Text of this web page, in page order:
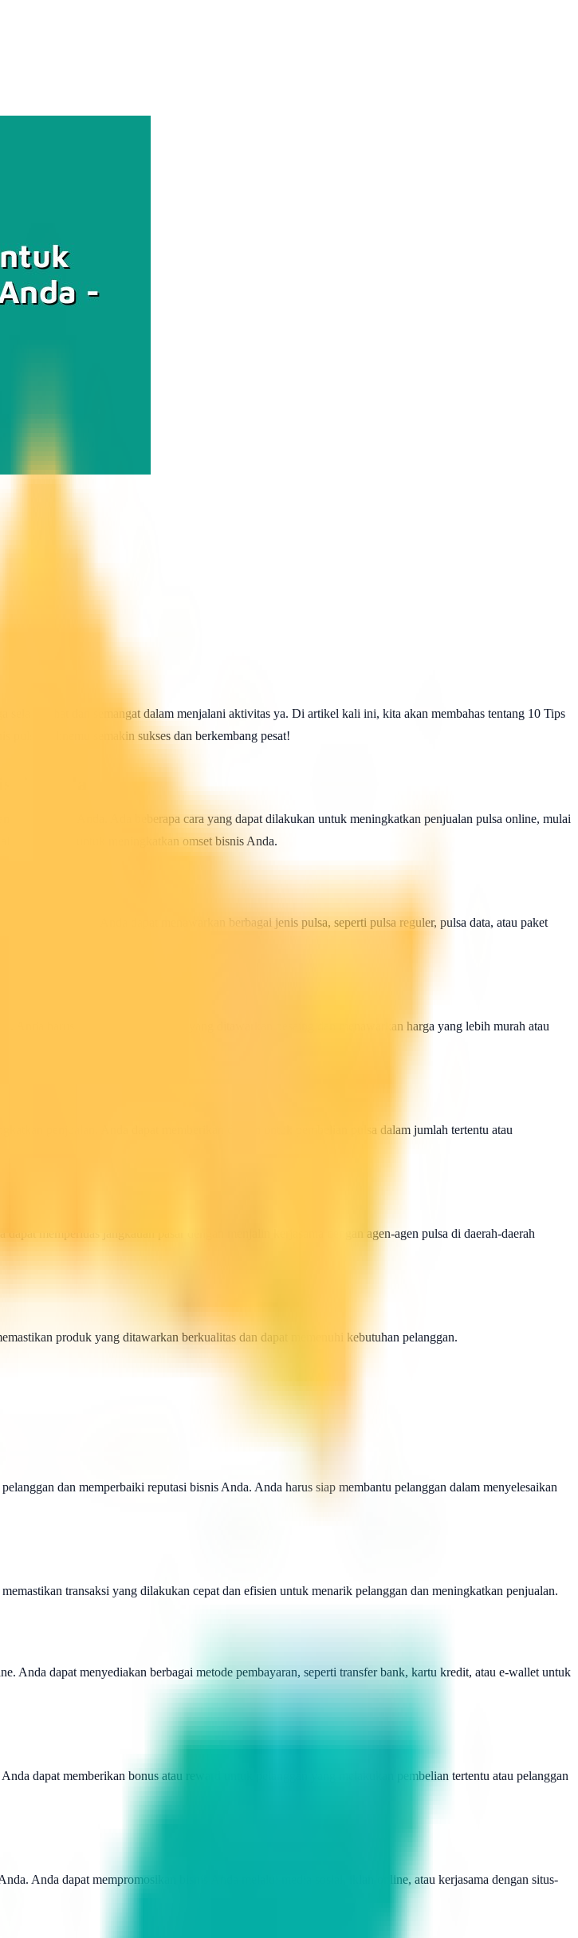
sehat dan semangat dalam menjalani aktivitas ya. Di artikel kali ini, kita akan membahas tentang 10 Tips
pulsa onlinemu semakin sukses dan berkembang pesat!
Anda
bisnis Anda. Ada beberapa cara yang dapat dilakukan untuk meningkatkan penjualan pulsa online, mulai
pulsa online untuk meningkatkan omset bisnis Anda.
penjualan. Anda dapat menawarkan berbagai jenis pulsa, seperti pulsa reguler, pulsa data, atau paket
Anda harus memperhatikan harga yang ditawarkan pesaing dan menawarkan harga yang lebih murah atau
penjualan. Anda dapat memberikan diskon untuk pembelian pulsa dalam jumlah tertentu atau
memperluas jangkauan pasar dengan menjalin kerjasama dengan agen-agen pulsa di daerah-daerah
produk yang ditawarkan berkualitas dan dapat memenuhi kebutuhan pelanggan.
dan memperbaiki reputasi bisnis Anda. Anda harus siap membantu pelanggan dalam menyelesaikan
transaksi yang dilakukan cepat dan efisien untuk menarik pelanggan dan meningkatkan penjualan.
Anda dapat menyediakan berbagai metode pembayaran, seperti transfer bank, kartu kredit, atau e-wallet untuk
dapat memberikan bonus atau reward untuk pelanggan yang melakukan pembelian tertentu atau pelanggan
Anda dapat mempromosikan bisnis Anda melalui media sosial, iklan online, atau kerjasama dengan situs-